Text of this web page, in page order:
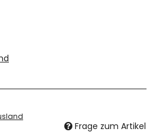
Frage zum Artikel